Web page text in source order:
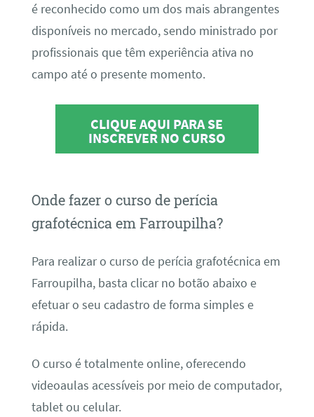
é reconhecido como um dos mais abrangentes
disponíveis no mercado, sendo ministrado por
profissionais que têm experiência ativa no
campo até o presente momento.
CLIQUE AQUI PARA SE
INSCREVER NO CURSO
Onde fazer o curso de perícia
grafotécnica em Farroupilha?
Para realizar o curso de perícia grafotécnica em
Farroupilha, basta clicar no botão abaixo e
efetuar o seu cadastro de forma simples e
rápida.
O curso é totalmente online, oferecendo
videoaulas acessíveis por meio de computador,
tablet ou celular.